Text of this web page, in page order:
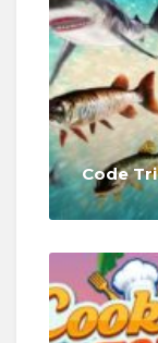
Code